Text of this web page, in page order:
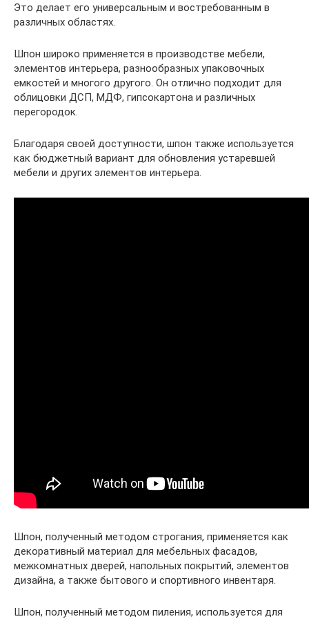
Это делает его универсальным и востребованным в
различных областях.
Шпон широко применяется в производстве мебели,
элементов интерьера, разнообразных упаковочных
емкостей и многого другого. Он отлично подходит для
облицовки ДСП, МДФ, гипсокартона и различных
перегородок.
Благодаря своей доступности, шпон также используется
как бюджетный вариант для обновления устаревшей
мебели и других элементов интерьера.
Шпон, полученный методом строгания, применяется как
декоративный материал для мебельных фасадов,
межкомнатных дверей, напольных покрытий, элементов
дизайна, а также бытового и спортивного инвентаря.
Шпон, полученный методом пиления, используется для